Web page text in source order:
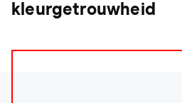
kleurgetrouwheid